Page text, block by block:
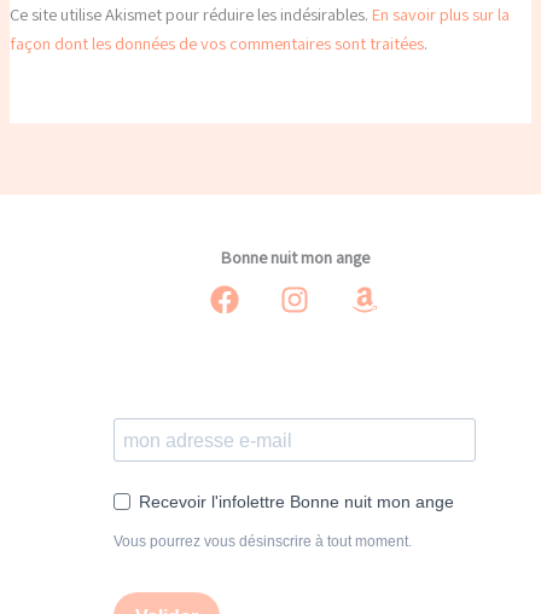
Ce site utilise Akismet pour réduire les indésirables. En savoir plus sur la
façon dont les données de vos commentaires sont traitées.
Bonne nuit mon ange
Recevoir l'infolettre Bonne nuit mon ange
Vous pourrez vous désinscrire à tout moment.